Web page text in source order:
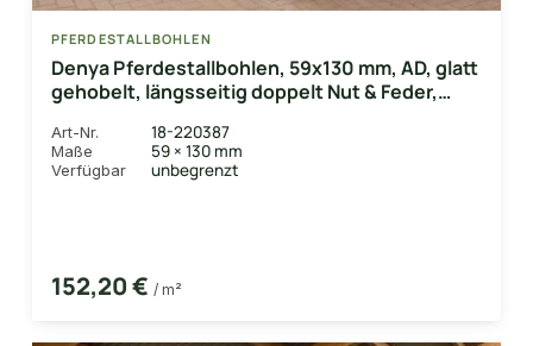
PFERDESTALLBOHLEN
Denya Pferdestallbohlen, 59x130 mm, AD, glatt
gehobelt, längsseitig doppelt Nut & Feder,
Art-Nr. 18-220387
Maße 59 × 130 mm
Verfügbar unbegrenzt
152,20 € / m²